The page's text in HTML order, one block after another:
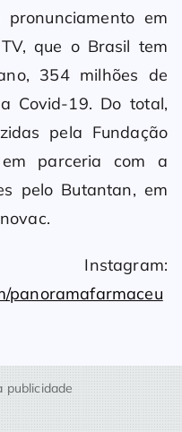
em
que o Brasil tem
354 milhões de
Covid-19. Do total,
pela Fundação
em parceria com a
pelo Butantan, em
panoramafarmaceu
publicidade